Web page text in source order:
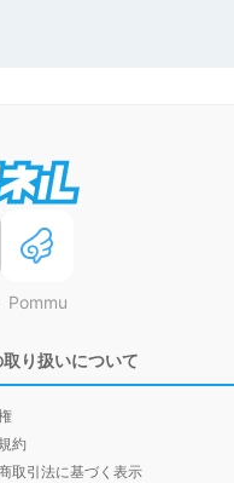
Pommu
り扱いについて
約
取引法に基づく表示